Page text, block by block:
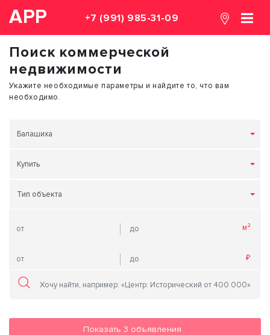
АРР +7 (991) 985-31-09
Поиск коммерческой
недвижимости
Укажите необходимые параметры и найдите то, что вам
необходимо.
Балашиха
Купить
Тип объекта
Показать 3 объявления